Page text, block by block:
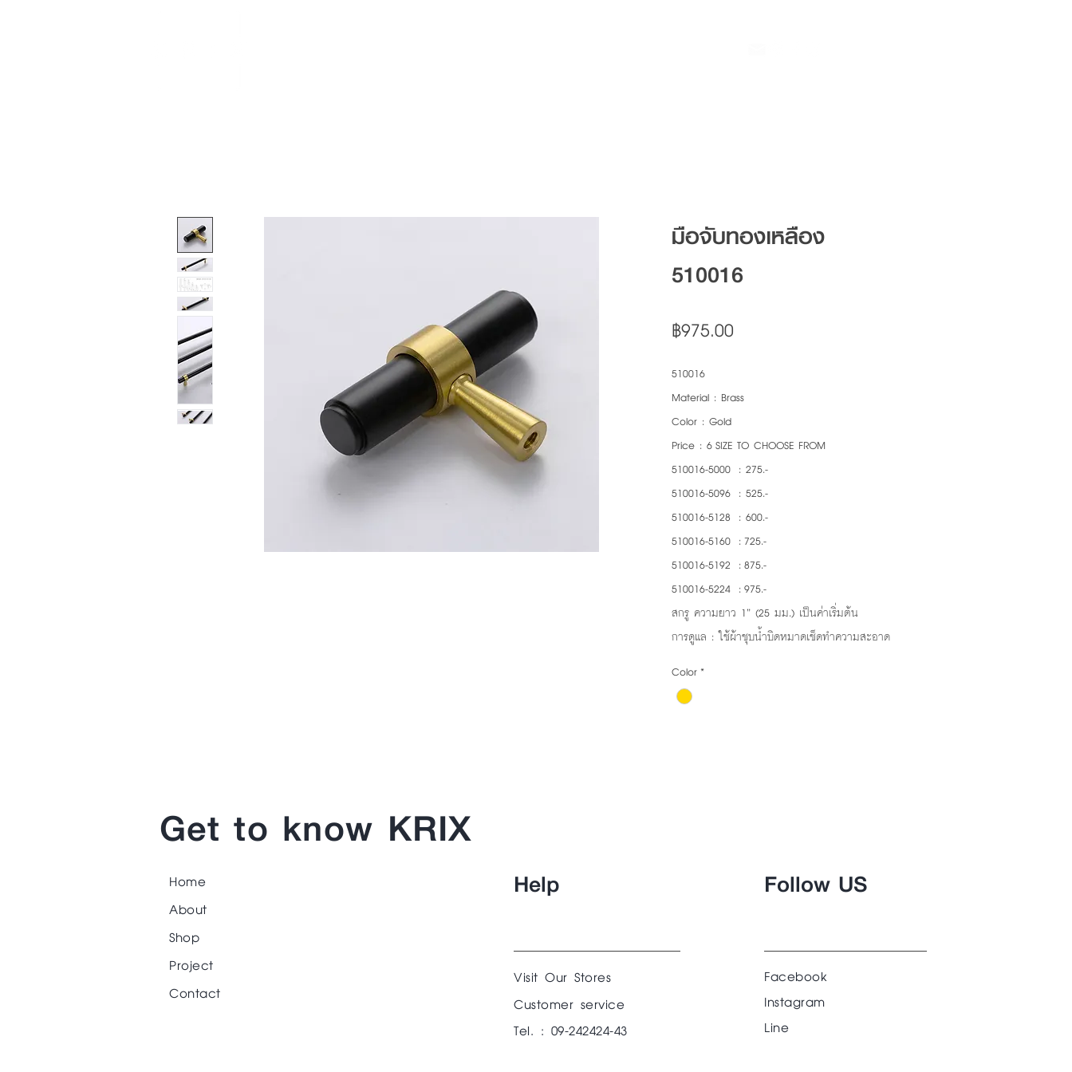
มือจับทองเหลือง
510016
฿975.00
510016
Material : Brass
Color : Gold
Price : 6 SIZE TO CHOOSE FROM
510016-5000 : 275.-
510016-5096 : 525.-
510016-5128 : 600.-
510016-5160 : 725.-
510016-5192 : 875.-
510016-5224 : 975.-
สกรู ความยาว 1” (25 มม.) เป็นค่าเริ่มต้น
การดูแล : ใช้ผ้าชุบน้ำบิดหมาดเช็ดทำความสะอาด
Color*
Get to know KRIX
Home
About
Shop
Project
Contact
Help Follow US
Facebook
Instagram
Line
Visit Our Stores
Customer service
Tel. : 09-242424-43